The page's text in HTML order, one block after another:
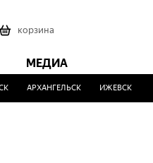
корзина
МЕДИА
АРХАНГЕЛЬСК ИЖЕВСК